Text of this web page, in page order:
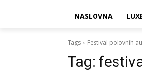
NASLOVNA
Tags Festival polovnih
Tag: